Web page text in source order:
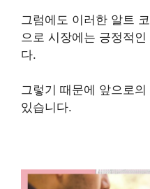
그럼에도 이러한 알트
으로 시장에는 긍정적
다.
그렇기 때문에 앞으로
있습니다.